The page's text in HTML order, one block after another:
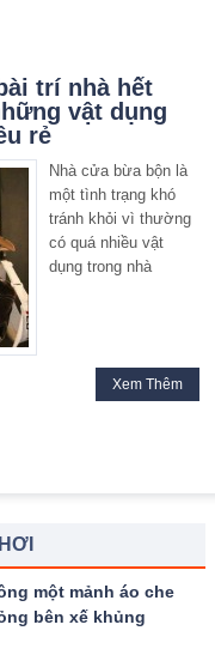
trí nhà hết
vật dụng
rẻ
Nhà cửa bừa bộn là
một tình trạng khó
tránh khỏi vì thường
có quá nhiều vật
dụng trong nhà
Xem Thêm
một mảnh áo che
bên xế khủng